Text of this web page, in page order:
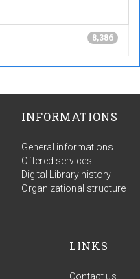
8,386
INFORMATIONS
General informations
Offered services
Digital Library history
Organizational structure
LINKS
Contact us